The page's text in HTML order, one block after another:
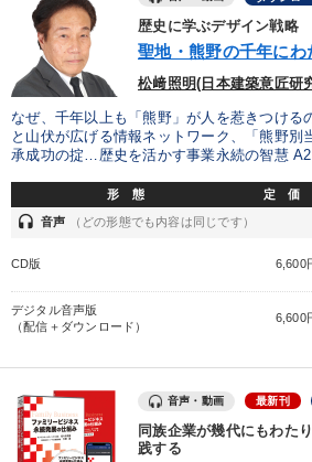
全国経営者セミナー収録物以外の経営教材（
しいただけます
経営者のための《音声・動画で学ぶ》講演
2025年春季全国経営者セミナー収録講演
タル版（音声／動画ストリーミング・ダウ
最新刊・戦略参謀ChatGPT実戦法と中小
会社のパフォーマンスを高める講話
【最新刊】精神科医・和田秀樹の「老いな
会社をつくる厳選講話
歴史に学ぶデザイン戦略
聖地・熊野の千年にわ
松﨑照明(日本建築意匠
なぜ、千年以上も「熊野」が人を惹きつける
と山伏が広げる情報ネットワーク、「熊野別
承成功の掟…歴史を活かす事業永続の智慧
形 態 定 価
headset 音声 （どの形態でも内容は同じです）
CD版 6,600
デジタル音声版
（配信＋ダウンロード）
6,600
音声・動画 最新刊
同族企業が幾代にもわた
践する